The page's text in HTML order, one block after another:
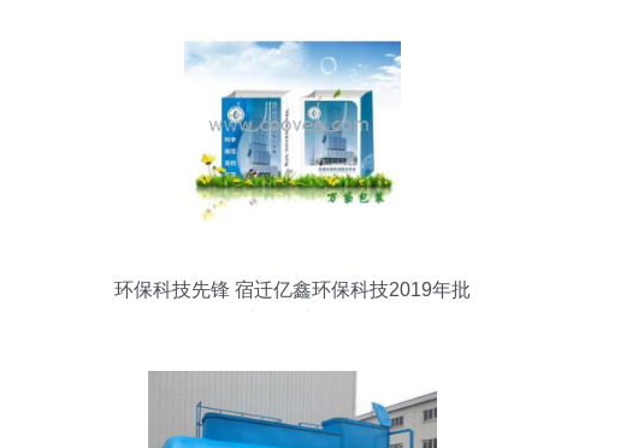
环保科技先锋 宿迁亿鑫环保科技2019年批